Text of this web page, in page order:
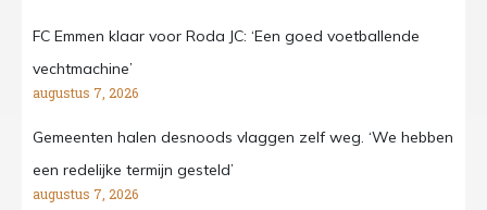
FC Emmen klaar voor Roda JC: ‘Een goed voetballende
vechtmachine’
augustus 7, 2026
Gemeenten halen desnoods vlaggen zelf weg. ‘We hebben
een redelijke termijn gesteld’
augustus 7, 2026